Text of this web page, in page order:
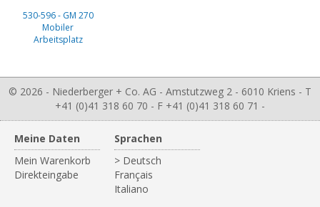
530-596 - GM 270
Mobiler
Arbeitsplatz
© 2026 - Niederberger + Co. AG - Amstutzweg 2 - 6010 Kriens - T
+41 (0)41 318 60 70 - F +41 (0)41 318 60 71 -
Meine Daten
Mein Warenkorb
Direkteingabe
Sprachen
> Deutsch
Français
Italiano